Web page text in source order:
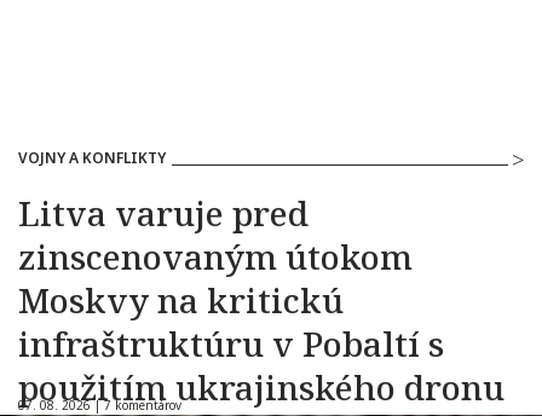
VOJNY A KONFLIKTY
Litva varuje pred
zinscenovaným útokom
Moskvy na kritickú
infraštruktúru v Pobaltí s
použitím ukrajinského dronu
07. 08. 2026 |7 komentárov